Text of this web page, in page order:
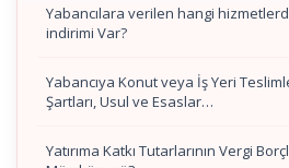
Yabancılara verilen hangi
indirimi Var?
Yabancıya Konut veya İş Yeri
Şartları, Usul ve Esaslar…
Yatırıma Katkı Tutarlarının Vergi